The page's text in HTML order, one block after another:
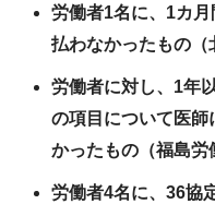
労働者1名に、1カ
払わなかったもの（
労働者に対し、1年
の項目について医師
かったもの（福島労
労働者4名に、36協